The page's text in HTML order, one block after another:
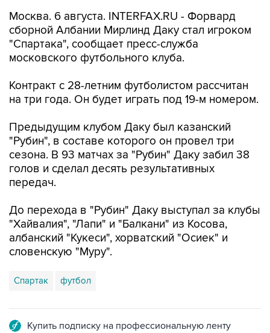
Москва. 6 августа. INTERFAX.RU - Форвард
сборной Албании Мирлинд Даку стал игроком
"Спартака", сообщает пресс-служба
московского футбольного клуба.
Контракт с 28-летним футболистом рассчитан
на три года. Он будет играть под 19-м номером.
Предыдущим клубом Даку был казанский
"Рубин", в составе которого он провел три
сезона. В 93 матчах за "Рубин" Даку забил 38
голов и сделал десять результативных
передач.
До перехода в "Рубин" Даку выступал за клубы
"Хайвалия", "Лапи" и "Балкани" из Косова,
албанский "Кукеси", хорватский "Осиек" и
словенскую "Муру".
Спартак футбол
Купить подписку на профессиональную ленту